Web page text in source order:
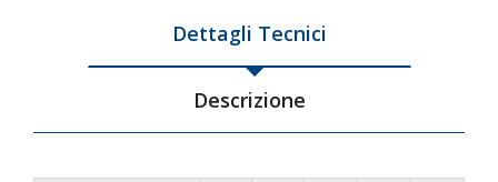
Dettagli Tecnici
Descrizione